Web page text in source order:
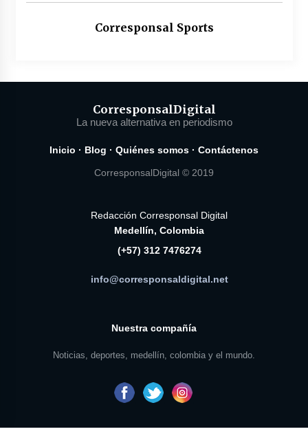
Corresponsal Sports
CorresponsalDigital
La nueva alternativa en periodismo
Inicio · Blog · Quiénes somos · Contáctenos
CorresponsalDigital © 2019
Redacción Corresponsal Digital
Medellín, Colombia
(+57) 312 7476274
info@corresponsaldigital.net
Nuestra compañía
Noticias, deportes, medellín, colombia y el mundo.